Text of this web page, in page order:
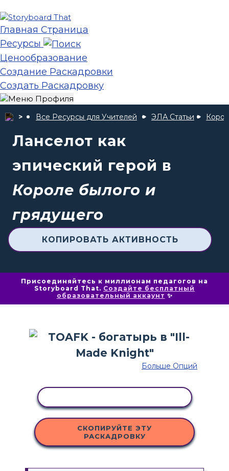
Главная Страница
Ресурсы
Ценообразование
Создание Раскадровки
Создать Раскадровку
Все Ресурсы для Учителей ЭЛА Статьи
Ланселот как
эпический герой в
Короле былого и
грядущего
КОПИРОВАТЬ АКТИВНОСТЬ
Присоединяйтесь к миллионам педагогов на
Storyboard That. Создайте бесплатный
образовательный аккаунт ✨
Больше Опций
СКОПИРУЙТЕ ЭТУ
РАСКАДРОВКУ